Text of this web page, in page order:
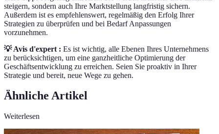
steigern, sondern auch Ihre Marktstellung langfristig sichern.
Außerdem ist es empfehlenswert, regelmäßig den Erfolg Ihrer
Strategien zu überprüfen und bei Bedarf Anpassungen
vorzunehmen.
💡 Avis d'expert : Es ist wichtig, alle Ebenen Ihres Unternehmens
zu berücksichtigen, um eine ganzheitliche Optimierung der
Geschäftsentwicklung zu erreichen. Seien Sie proaktiv in Ihrer
Strategie und bereit, neue Wege zu gehen.
Ähnliche Artikel
Weiterlesen